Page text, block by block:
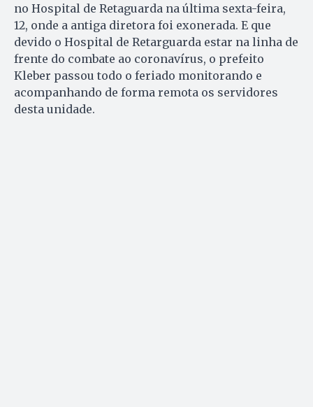
no Hospital de Retaguarda na última sexta-feira,
12, onde a antiga diretora foi exonerada. E que
devido o Hospital de Retarguarda estar na linha de
frente do combate ao coronavírus, o prefeito
Kleber passou todo o feriado monitorando e
acompanhando de forma remota os servidores
desta unidade.